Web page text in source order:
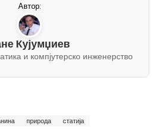
Автор:
Кујумџиев
и компјутерско инженерство
природа статија